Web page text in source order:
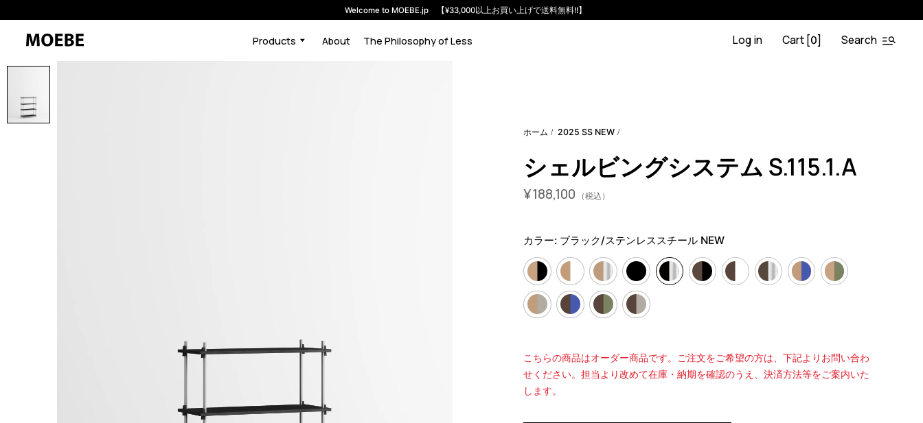
Welcome to MOEBE.jp 【¥33,000以上お買い上げで送料無料!!】
Products About The Philosophy of Less Log in Cart [0] Search
46584753422568
ホーム 2025 SS NEW
シェルビングシステム S.115.1.A
¥188,100 （税込）
カラー: ブラック/ステンレススチール NEW
こちらの商品はオーダー商品です。ご注文をご希望の方は、下記よりお問い合わ
せください。担当より改めて在庫・納期を確認のうえ、決済方法等をご案内いた
します。